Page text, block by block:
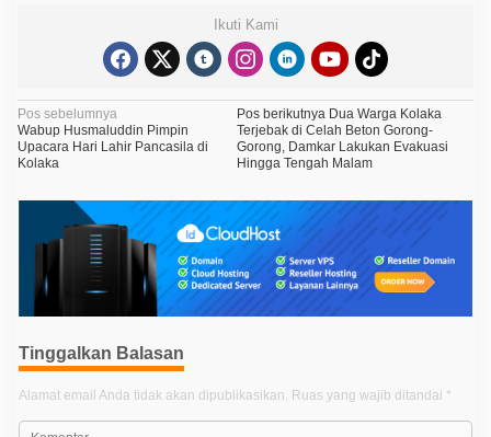
Ikuti Kami
N
a
v
i
i
p
o
s
Pos sebelumnya
Wabup Husmaluddin Pimpin
Upacara Hari Lahir Pancasila di
Kolaka
Pos berikutnya Dua Warga Kolaka
Terjebak di Celah Beton Gorong-
Gorong, Damkar Lakukan Evakuasi
Hingga Tengah Malam
Tinggalkan Balasan
Alamat email Anda tidak akan dipublikasikan. Ruas yang wajib ditandai *